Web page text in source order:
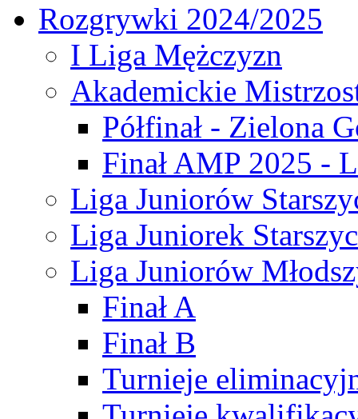
Rozgrywki 2024/2025
I Liga Mężczyzn
Akademickie
Półfinał - Zielona
Finał AMP 2025 -
Liga Juniorów
Liga Juniorek
Liga Juniorów
Finał A
Finał B
Turnieje